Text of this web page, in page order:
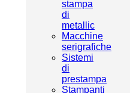
stampa
di
metallic
Macchine
serigrafiche
Sistemi
di
prestampa
Stampanti